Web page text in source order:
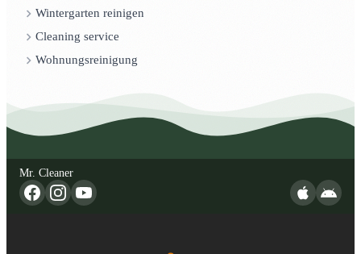
Wintergarten reinigen
Cleaning service
Wohnungsreinigung
Mr. Cleaner